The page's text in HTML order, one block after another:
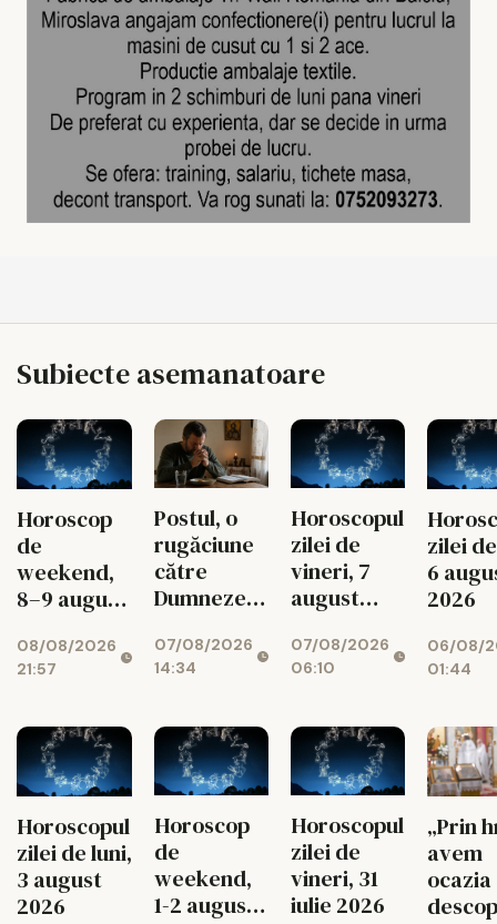
Subiecte asemanatoare
Horoscop
de
weekend,
8–9 august
08/08/2026
21:57
Postul, o
rugăciune
către
Dumnezeu
toată viața
07/08/2026
14:34
Horoscopul
zilei de
vineri, 7
august
07/08/2026
06:10
zilei
6
2026
06/08/
01:44
Horoscopul
zilei de luni,
3 august
2026
Horoscop
de
weekend,
1-2 august
Horoscopul
zilei de
vineri, 31
iulie 2026
„Prin
avem
ocazia